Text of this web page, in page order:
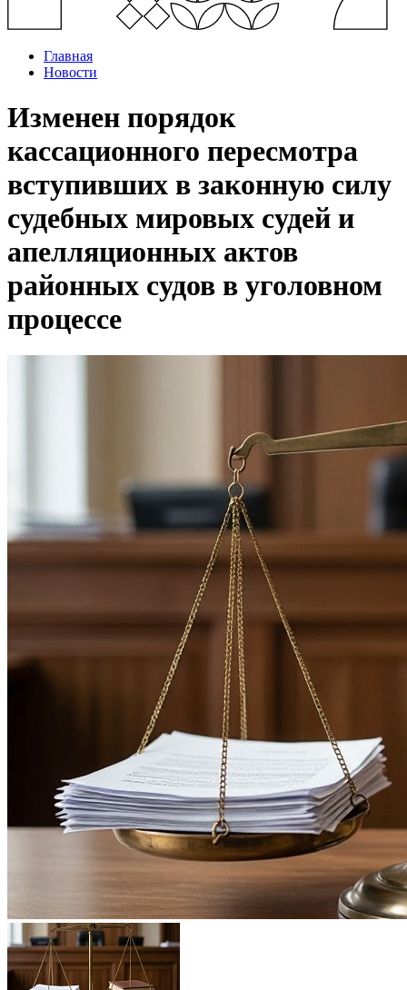
Главная
Новости
Изменен порядок
кассационного пересмотра
вступивших в законную силу
судебных мировых судей и
апелляционных актов
районных судов в уголовном
процессе